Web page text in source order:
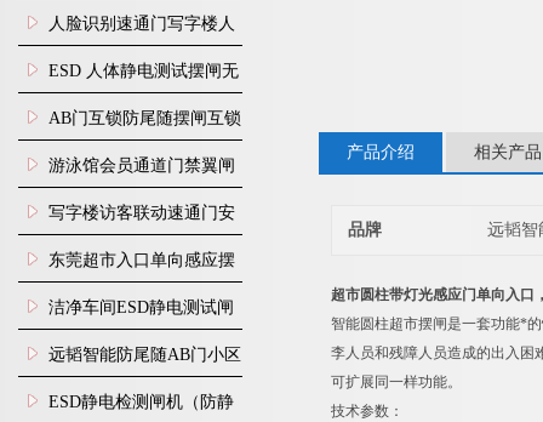
机入口人行通道门禁
人脸识别速通门写字楼人
行通道闸门禁设备
ESD 人体静电测试摆闸无
尘车间防静电闸机
AB门互锁防尾随摆闸互锁
闸机
游泳馆会员通道门禁翼闸
写字楼访客联动速通门安
装
东莞超市入口单向感应摆
闸安装
洁净车间ESD静电测试闸
机
远韬智能防尾随AB门小区
门禁闸机安装
​ESD静电检测闸机（防静
产品介绍 相关产品
品牌 远韬智
超市圆柱带灯光感应门单向入口
智能圆柱超市摆闸是一套功能*
李人员和残障人员造成的出入困
可扩展同一样功能。
技术参数：